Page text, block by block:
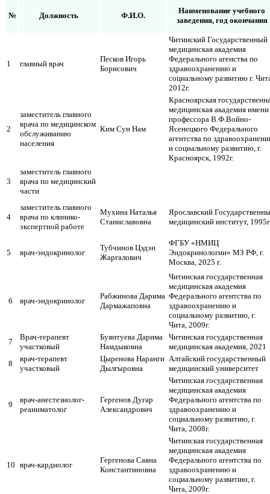
№ Должность Ф.И.О.
Наименование учебного
заведения, год окончания
1 главный врач
Песков Игорь
Борисович
Читинский Государственный
медицинская академия
Федерального агенства по
здравоохранению и
социальному развитию г.
2012г.
2
заместитель главного
врача по медицинском
обслуживанию
населения
Ким Сун Нам
Красноярская
медицинская академия имени
профессора В.Ф.Войно-
Ясенецкого Федерального
агентства по
и социальному развитию, г.
Красноярск, 1992г.
3
заместитель главного
врача по медицинский
части
4
заместитель главного
врача по клинико-
экспертной работе
Мухина Наталья
Станиславовна
Ярославский
медицинский институт,
5 врач-эндокринолог
Тубчинов Цэдэн
Жаргалович
ФГБУ «НМИЦ
Эндокринологии» МЗ РФ, г.
Москва, 2025 г.
6 врач-эндокринолог
Рабжинова Дарима
Дармажаповна
Читинская государственная
медицинская академия
Федерального агентства по
здравоохранению и
социальному развитию, г.
Чита, 2009г.
7
Врач-терапевт
участковый
Буянтуева Дарима
Намдыковна
Читинская государственная
медицинская академия, 2021
8
врач-терапевт
участковый
Цыренова Наранги
Дылгыровна
Алтайский государственный
медицинский университет
9
врач-анестезиолог-
реаниматолог
Гергенов Дугар
Александрович
Читинская государственная
медицинская академия
Федерального агентства по
здравоохранению и
социальному развитию, г.
Чита, 2008г.
10 врач-кардиолог
Гергенова Саяна
Константиновна
Читинская государственная
медицинская академия
Федерального агентства по
здравоохранению и
социальному развитию, г.
Чита, 2009г.